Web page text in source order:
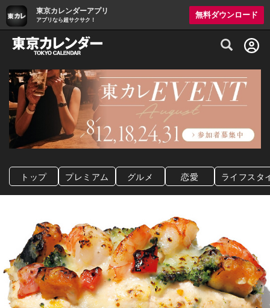
東京カレンダーアプリ
アプリなら超サクサク！
無料ダウンロード
グルメ情報・プレミアムレストラン予約
トップ プレミアム グルメ 恋愛 ライフスタ